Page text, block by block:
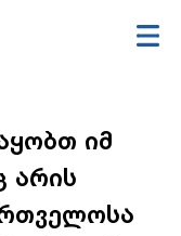
იმ
არის